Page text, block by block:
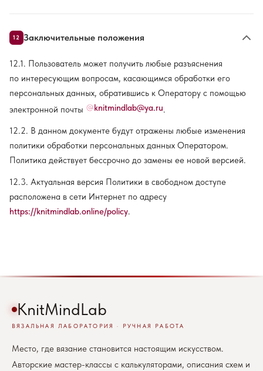
12 Заключительные положения
12.1. Пользователь может получить любые разъяснения
по интересующим вопросам, касающимся обработки его
персональных данных, обратившись к Оператору с помощью
электронной почты
knitmindlab@ya.ru.
12.2. В данном документе будут отражены любые изменения
политики обработки персональных данных Оператором.
Политика действует бессрочно до замены ее новой версией.
12.3. Актуальная версия Политики в свободном доступе
расположена в сети Интернет по адресу
https://knitmindlab.online/policy.
KnitMindLab
ВЯЗАЛЬНАЯ ЛАБОРАТОРИЯ · РУЧНАЯ РАБОТА
Место, где вязание становится настоящим искусством.
Авторские мастер-классы с калькуляторами, описания схем и